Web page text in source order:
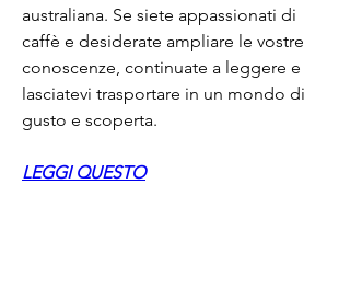
australiana. Se siete appassionati di
caffè e desiderate ampliare le vostre
conoscenze, continuate a leggere e
lasciatevi trasportare in un mondo di
gusto e scoperta.
LEGGI QUESTO